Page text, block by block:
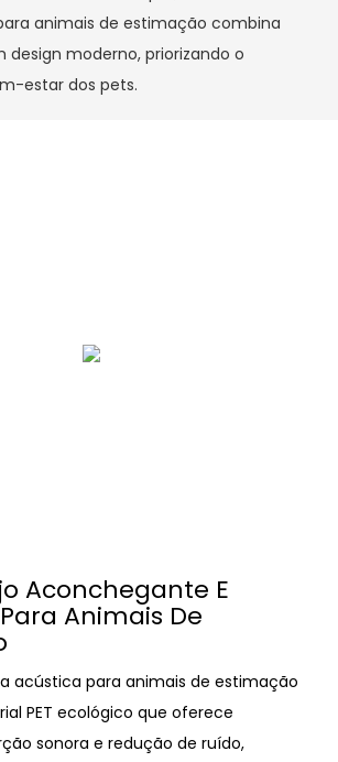
animais de estimação combina
moderno, priorizando o
estar dos pets.
Aconchegante E
Animais De
acústica para animais de estimação
PET ecológico que oferece
sonora e redução de ruído,